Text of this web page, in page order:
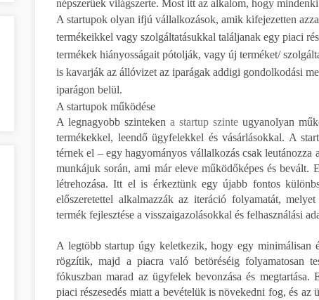
népszerűek világszerte. Most itt az alkalom, hogy
A startupok olyan ifjú vállalkozások, amik kifejezetten
termékeikkel vagy szolgáltatásukkal találjanak egy piaci
termékek hiányosságait pótolják, vagy új terméket/
is kavarják az állóvizet az iparágak addigi gondolkodási
iparágon belül.
A startupok működése
A legnagyobb szinteken a startup szinte ugyanolyan
termékekkel, leendő ügyfelekkel és vásárlásokkal. A
térnek el – egy hagyományos vállalkozás csak leutánozza
munkájuk során, ami már eleve működőképes és bevált.
létrehozása. Itt el is érkeztünk egy újabb fontos
előszeretettel alkalmazzák az iteráció folyamatát,
termék fejlesztése a visszaigazolásokkal és felhasználási
A legtöbb startup úgy keletkezik, hogy egy minimálisan
rögzítik, majd a piacra való betöréséig folyamatosan
fókuszban marad az ügyfelek bevonzása és
piaci részesedés miatt a bevételük is növekedni fog, és